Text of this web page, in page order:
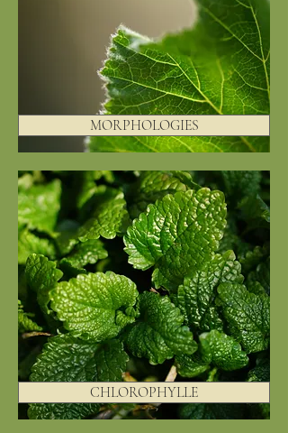
MORPHOLOGIES
CHLOROPHYLLE